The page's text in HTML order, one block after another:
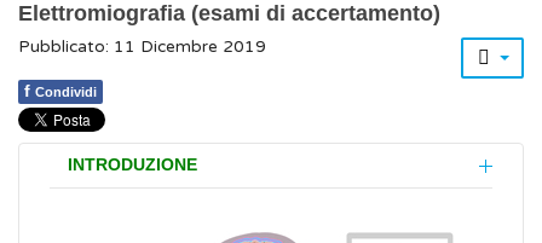
Elettromiografia (esami di accertamento)
Pubblicato: 11 Dicembre 2019
f Condividi
INTRODUZIONE